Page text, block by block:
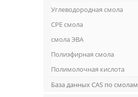
Углеводородная смола
CPE смола
смола ЭВА
Полиэфирная смола
Полимолочная кислота
База данных CAS по смолам